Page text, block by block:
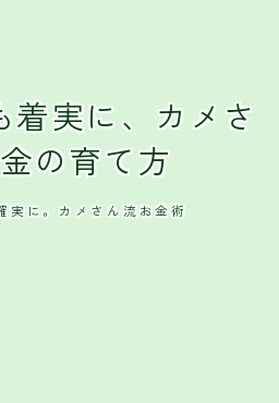
着実に、カメさ
の育て方
実に。カメさん流お金術